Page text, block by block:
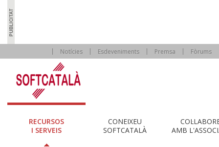
Notícies Esdeveniments Premsa Fòrums
RECURSOS
I SERVEIS
CONEIXEU
SOFTCATALÀ
AMB